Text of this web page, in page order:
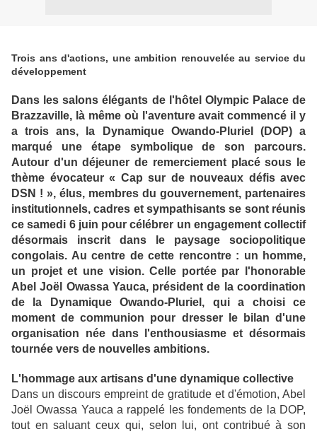
Trois ans d'actions, une ambition renouvelée au service du
développement
Dans les salons élégants de l'hôtel Olympic Palace de
Brazzaville, là même où l'aventure avait commencé il y
a trois ans, la Dynamique Owando-Pluriel (DOP) a
marqué une étape symbolique de son parcours.
Autour d'un déjeuner de remerciement placé sous le
thème évocateur « Cap sur de nouveaux défis avec
DSN ! », élus, membres du gouvernement, partenaires
institutionnels, cadres et sympathisants se sont réunis
ce samedi 6 juin pour célébrer un engagement collectif
désormais inscrit dans le paysage sociopolitique
congolais. Au centre de cette rencontre : un homme,
un projet et une vision. Celle portée par l'honorable
Abel Joël Owassa Yauca, président de la coordination
de la Dynamique Owando-Pluriel, qui a choisi ce
moment de communion pour dresser le bilan d'une
organisation née dans l'enthousiasme et désormais
tournée vers de nouvelles ambitions.
L'hommage aux artisans d'une dynamique collective
Dans un discours empreint de gratitude et d'émotion, Abel
Joël Owassa Yauca a rappelé les fondements de la DOP,
tout en saluant ceux qui, selon lui, ont contribué à son